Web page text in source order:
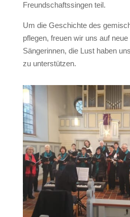
Freundschaftssingen teil.
Um die Geschichte des
pflegen, freuen wir uns auf
Sängerinnen, die Lust haben
zu unterstützen.